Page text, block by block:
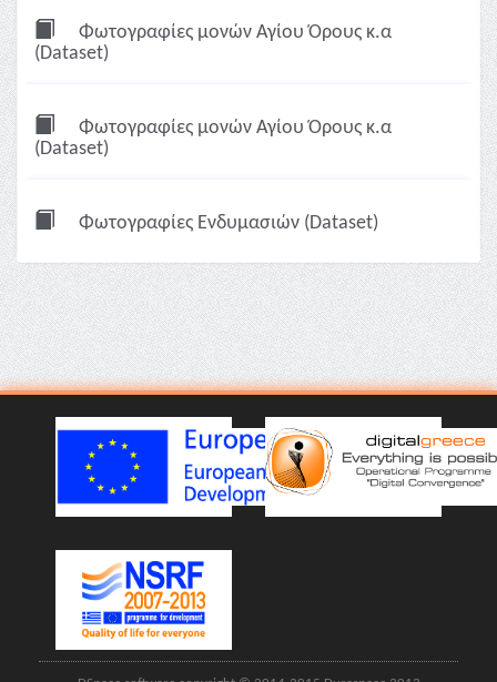
Φωτογραφίες μονών Αγίου Όρους κ.α
(Dataset)
Φωτογραφίες μονών Αγίου Όρους κ.α
(Dataset)
Φωτογραφίες Ενδυμασιών (Dataset)